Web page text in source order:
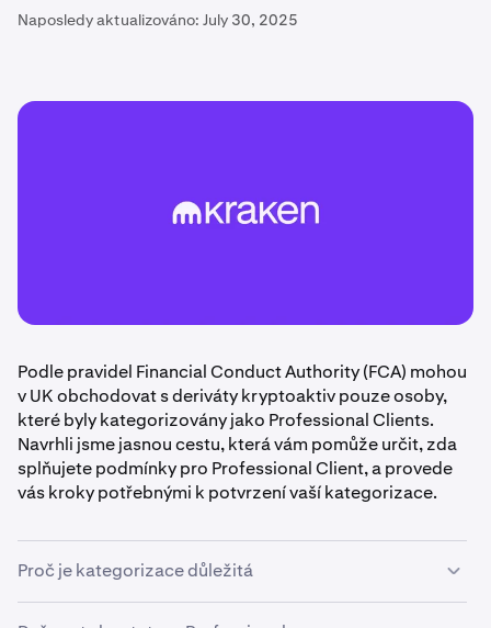
Naposledy aktualizováno: July 30, 2025
Podle pravidel Financial Conduct Authority (FCA) mohou
v UK obchodovat s deriváty kryptoaktiv pouze osoby,
které byly kategorizovány jako Professional Clients.
Navrhli jsme jasnou cestu, která vám pomůže určit, zda
splňujete podmínky pro Professional Client, a provede
vás kroky potřebnými k potvrzení vaší kategorizace.
Proč je kategorizace důležitá
Podle pravidel FCA mohou být klienti kategorizováni buď